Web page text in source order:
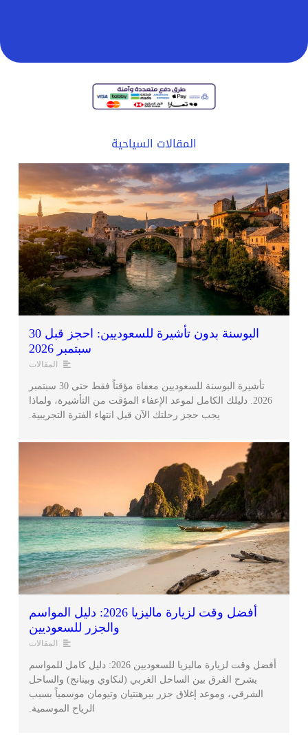
المقالات السياحية
البوسنة بدون تأشيرة للسعوديين: احجز قبل 30
سبتمبر 2026
المقالات
تأشيرة البوسنة للسعوديين معفاة مؤقتاً فقط حتى 30 سبتمبر
2026. دليلك الكامل لموعد الإعفاء المؤقت من التأشيرة، ولماذا
يجب حجز رحلتك الآن قبل انتهاء الفترة التجريبية.
أفضل وقت لزيارة ماليزيا 2026: دليل المواسم
والجزر للسعوديين
المقالات
أفضل وقت لزيارة ماليزيا للسعوديين 2026: دليل كامل للمواسم
يشرح الفرق بين الساحل الغربي (لنكاوي وبينانج) والساحل
الشرقي، وموعد إغلاق جزر بيرهنتيان وتيومان موسمياً بسبب
الرياح الموسمية.